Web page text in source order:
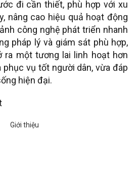
đi cần thiết, phù hợp với xu
nâng cao hiệu quả hoạt động
công nghệ phát triển nhanh
pháp lý và giám sát phù hợp,
ra một tương lai linh hoạt hơn
vụ tốt người dân, vừa đáp
hiện đại.